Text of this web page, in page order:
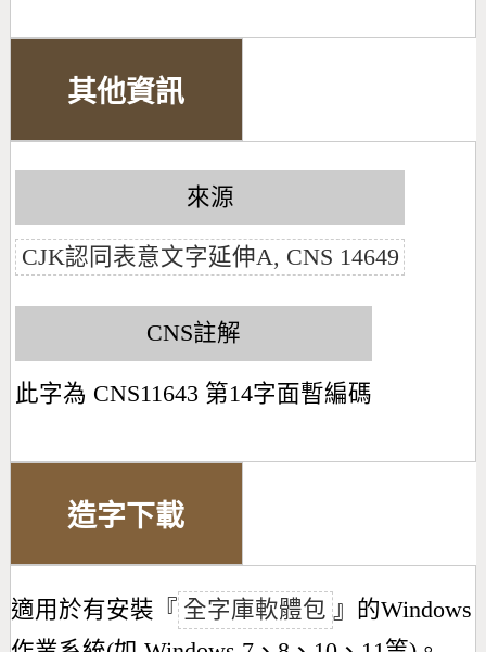
其他資訊
來源
CJK認同表意文字延伸A, CNS 14649
CNS註解
此字為 CNS11643 第14字面暫編碼
造字下載
適用於有安裝『 全字庫軟體包 』的Windows